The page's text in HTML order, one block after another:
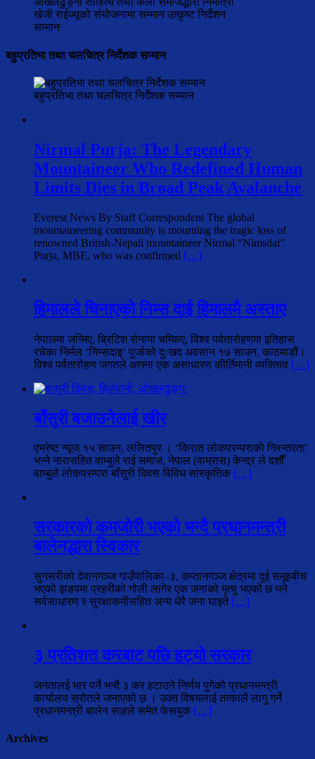
खेजी राईज्यूको संयोजनामा सम्मान उत्कृष्ट निर्देशन
सम्मान
बहुप्रतिभा तथा चलचित्र निर्देशक सम्मान
बहुप्रतिभा तथा चलचित्र निर्देशक सम्मान
Nirmal Purja: The Legendary
Mountaineer Who Redefined Human
Limits Dies in Broad Peak Avalanche
Everest News By Staff Correspondent The global
mountaineering community is mourning the tragic loss of
renowned British-Nepali mountaineer Nirmal “Nimsdai”
Purja, MBE, who was confirmed […]
हिमालले चिनाएको निम्स दाई हिमालमै अस्ताए
नेपालमा जन्मिए, ब्रिटिश सेनामा चम्किए, विश्व पर्वतारोहणमा इतिहास
रचेका निर्मल ‘निम्सदाइ’ पुर्जाको दुःखद अवसान १७ साउन, काठमाडौं।
विश्व पर्वतारोहण जगतले आफ्ना एक असाधारण कीर्तिमानी व्यक्तित्व […]
बाँसुरी बजाउनेलाई खीर
एभरेष्ट न्यूज १५ साउन, ललितपुर । ‘किरात लोकपरम्पराको निरन्तरता’
भन्ने नारासहित वाम्बुले राई समाज, नेपाल (वाम्रास) केन्द्र ले दशौँ
वाम्बुले लोकपरम्परा बाँसुरी दिवस विविध सांस्कृतिक […]
सरकारको कमजोरी भएको भन्दै प्रधानमन्त्री
बालेनद्धारा स्विकार
सुनसरीको देवानगञ्ज गाउँपालिका–३, कप्तानगञ्ज क्षेत्रमा दुई समूहबीच
भएको झडपमा प्रहरीको गोली लागेर एक जनाको मृत्यु भएको छ भने
सर्वसाधारण र सुरक्षाकर्मीसहित अन्य धेरै जना घाइते […]
३ प्रतिशत करबाट पछि हट्यो सरकार
जनतालई भार पर्ने भन्दै ३ कर हटाउने निर्णय पुगेको प्रधानमन्त्री
कार्यालय स्रोतले जनाएको छ । उक्त विषयलाई तत्कालै लागु गर्ने
प्रधानमन्त्री बालेन साहले समेत फेसबुक […]
Archives